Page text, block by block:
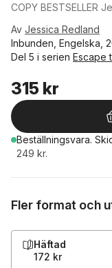
COPY BESTSELLER
Av Jessica Redland
Inbunden, Engelska,
Del 5 i serien Escape
315 kr
Beställningsvara.
249 kr.
Fler format och
Häftad
172 kr